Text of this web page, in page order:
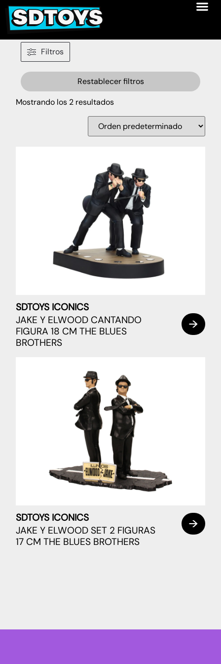
Filtros
Restablecer filtros
Mostrando los 2 resultados
SDTOYS ICONICS
JAKE Y ELWOOD CANTANDO
FIGURA 18 CM THE BLUES
BROTHERS
SDTOYS ICONICS
JAKE Y ELWOOD SET 2 FIGURAS
17 CM THE BLUES BROTHERS